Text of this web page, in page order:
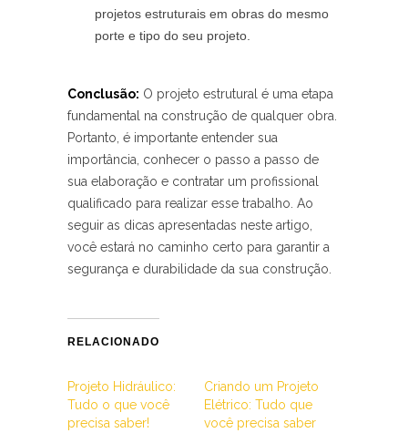
projetos estruturais ⁤em obras ‌do mesmo
porte e tipo do seu projeto.
Conclusão: O projeto estrutural é ‌uma etapa
⁣fundamental na⁢ construção ⁤de qualquer obra.
Portanto, é‍ importante entender sua
importância, conhecer o passo a passo de
sua elaboração e contratar um profissional
qualificado para realizar esse trabalho. Ao
seguir⁢ as dicas apresentadas ‍neste artigo,
você estará no caminho certo para ​garantir a
segurança e durabilidade da sua construção.
RELACIONADO
Projeto Hidráulico:‌
Tudo o que você
⁣precisa saber!
Criando um Projeto
Elétrico: Tudo que
você precisa saber